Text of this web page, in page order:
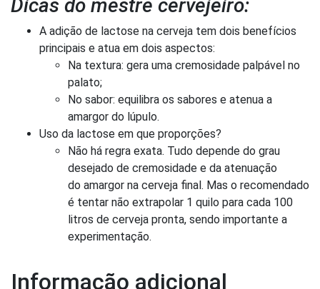
Dicas do mestre cervejeiro:
A adição de lactose na cerveja tem dois benefícios
principais e atua em dois aspectos:
Na textura: gera uma cremosidade palpável no
palato;
No sabor: equilibra os sabores e atenua a
amargor do lúpulo.
Uso da lactose em que proporções?
Não há regra exata. Tudo depende do grau
desejado de cremosidade e da atenuação
do amargor na cerveja final. Mas o recomendado
é tentar não extrapolar 1 quilo para cada 100
litros de cerveja pronta, sendo importante a
experimentação.
Informação adicional